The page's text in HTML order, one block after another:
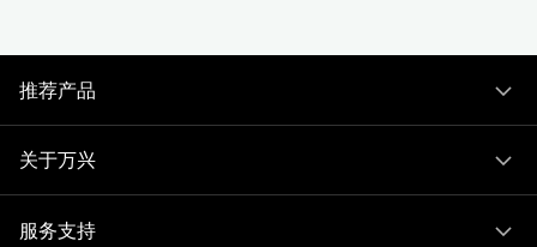
推荐产品
关于万兴
服务支持